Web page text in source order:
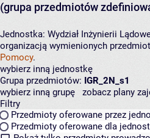
(grupa przedmiotów
Jednostka: Wydział Inżynierii
organizacją wymienionych
Pomocy.
wybierz inną jednostkę
Grupa przedmiotów: IGR_2N_s1
wybierz inną grupę
zobacz plany
Filtry
Przedmioty oferowane przez
Przedmioty oferowane dla